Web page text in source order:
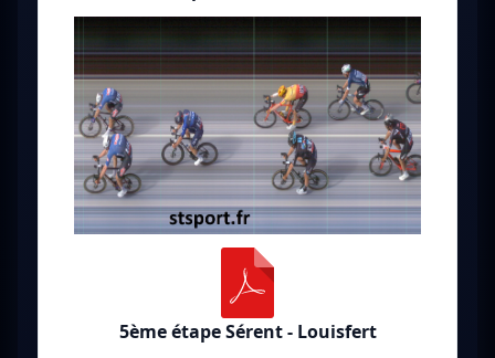
5ème étape Sérent - Louisfert